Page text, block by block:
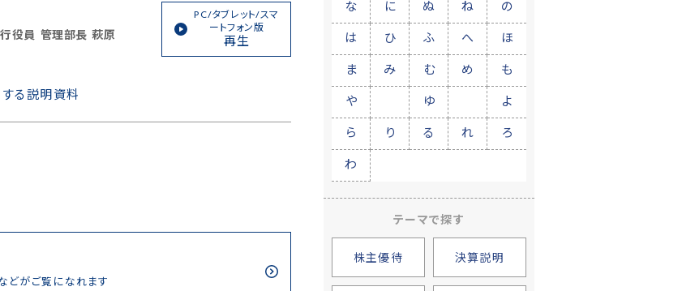
役員 管理部長 萩原
る説明資料
PC/タブレット/スマ
ートフォン版
再生
どがご覧になれます
な に ぬ ね の
は ひ ふ へ ほ
ま み む め も
や ゆ よ
ら り る れ ろ
わ
テーマで探す
株主優待 決算説明